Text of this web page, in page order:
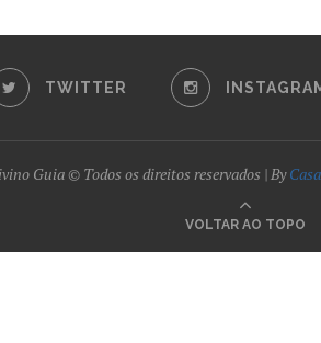
TWITTER
Guia © Todos os direitos reservados | By
VOLTAR AO TOPO